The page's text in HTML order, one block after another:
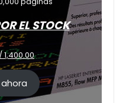
EL STOCK
1,900.00.
1,400.00El
precio
actual
es:
S/ 1,400.00.